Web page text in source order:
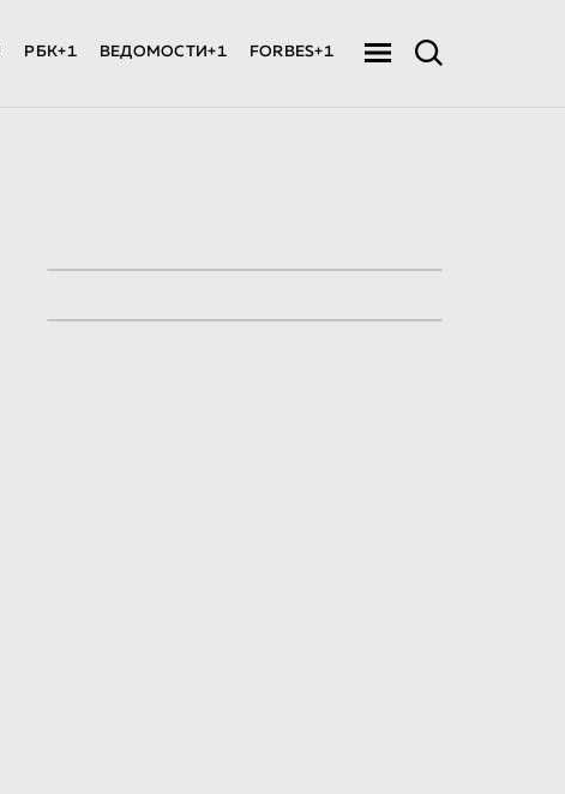
РБК+1 ВЕДОМОСТИ+1 FORBES+1